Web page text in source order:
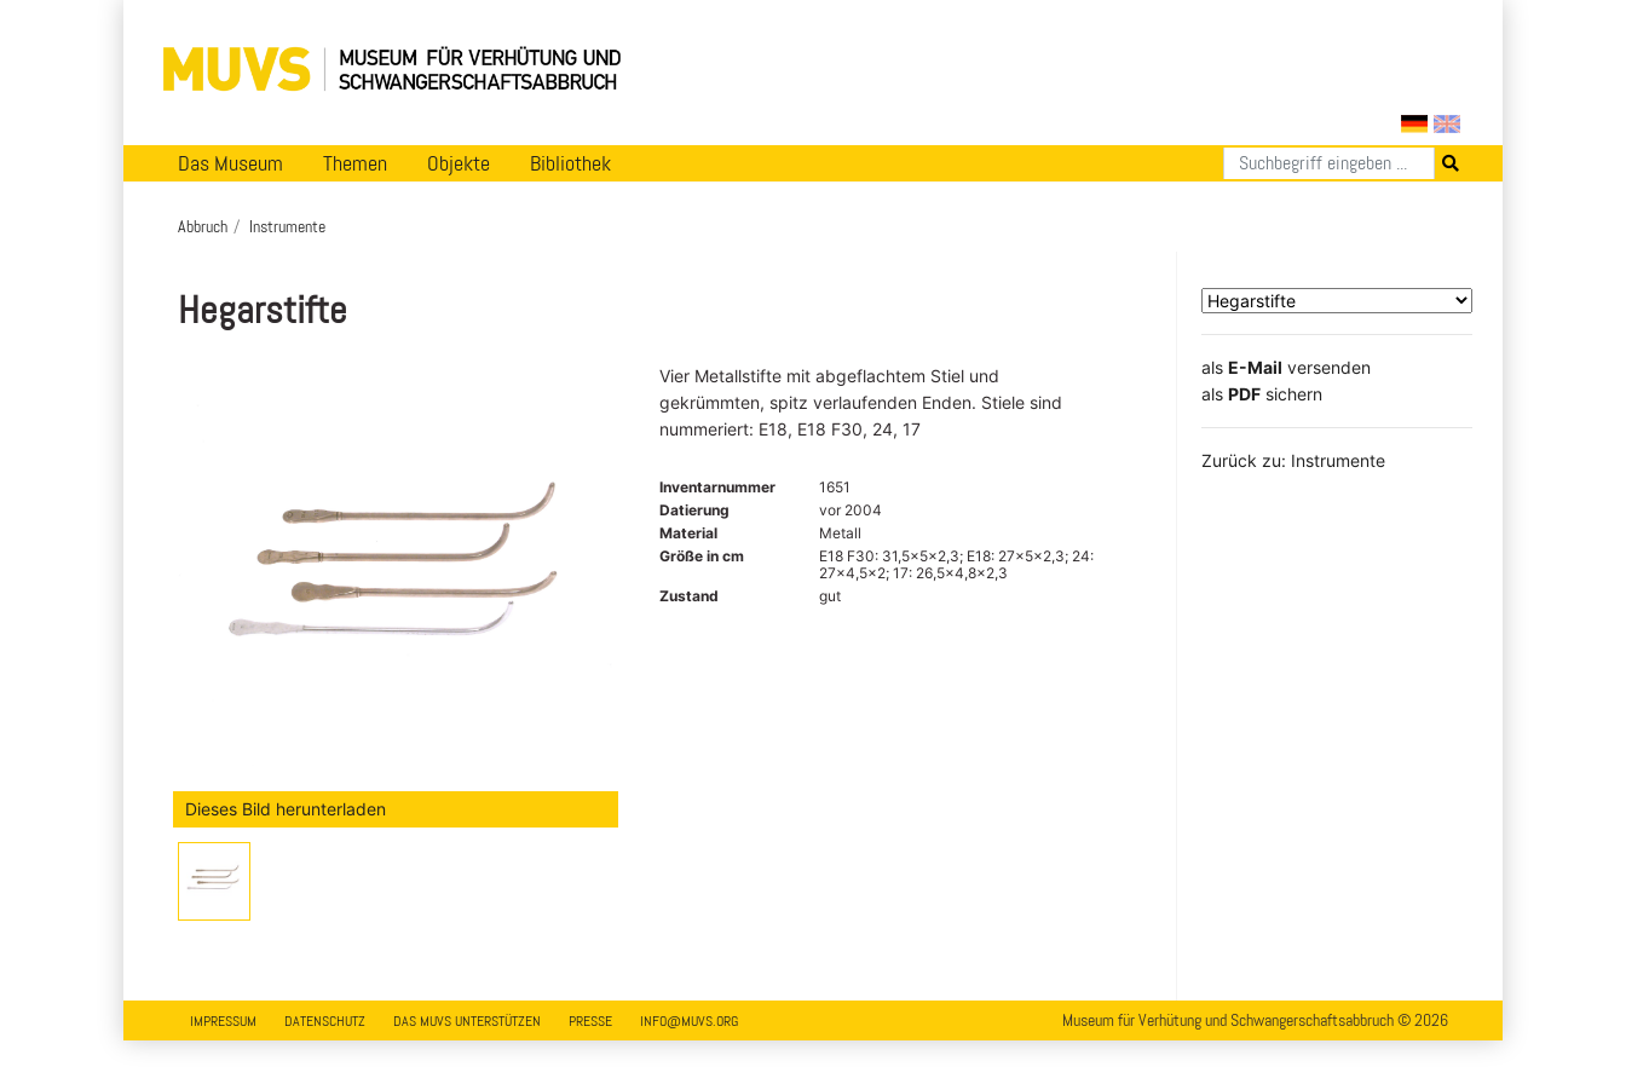
Das Museum Themen Objekte Bibliothek
Abbruch Instrumente
Hegarstifte
Dieses Bild herunterladen
Vier Metallstifte mit abgeflachtem Stiel und
gekrümmten, spitz verlaufenden Enden. Stiele sind
nummeriert: E18, E18 F30, 24, 17
Inventarnummer
1651
Datierung
vor 2004
Material
Metall
Größe in cm
E18 F30: 31,5x5x2,3; E18: 27x5x2,3; 24:
27x4,5x2; 17: 26,5x4,8x2,3
Zustand
gut
als E-Mail versenden
​​​​​​​​​​​​​​​​​als PDF sichern
Zurück zu: Instrumente
IMPRESSUM DATENSCHUTZ DAS MUVS UNTERSTÜTZEN PRESSE INFO@MUVS.ORG Museum für Verhütung und Schwangerschaftsabbruch © 2026